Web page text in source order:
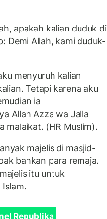
apakah kalian duduk di
Demi Allah, kami duduk-
menyuruh kalian
Tetapi karena aku
ia
Allah Azza wa Jalla
malaikat. (HR Muslim).
majelis di masjid-
bahkan para remaja.
itu untuk
Republika